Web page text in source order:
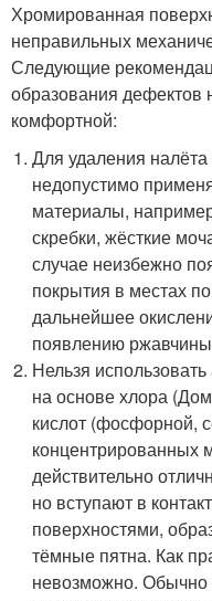
Хромированная
неправильных
Следующие
образования дефектов
комфортной:
Для удаления
недопустимо
материалы,
скребки, жёсткие
случае неизбежно
покрытия в местах
дальнейшее
появлению
Нельзя
на основе хлора
кислот (фосфорной,
концентрированных
действительно
но вступают в
поверхностями,
тёмные пятна. Как
невозможно. Обычно